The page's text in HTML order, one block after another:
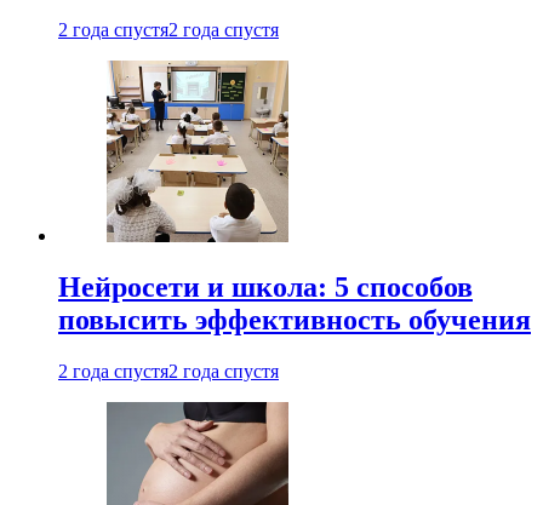
2 года спустя2 года спустя
Нейросети и школа: 5 способов
повысить эффективность обучения
2 года спустя2 года спустя